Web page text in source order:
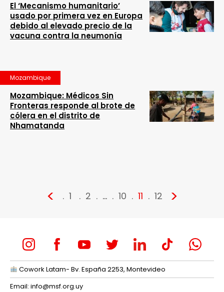
El ‘Mecanismo humanitario’
usado por primera vez en Europa
debido al elevado precio de la
vacuna contra la neumonía
Mozambique
Mozambique: Médicos Sin
Fronteras responde al brote de
cólera en el distrito de
Nhamatanda
< 1 2 … 10 11 12 >
Cowork Latam- Bv. España 2253, Montevideo
Email: info@msf.org.uy